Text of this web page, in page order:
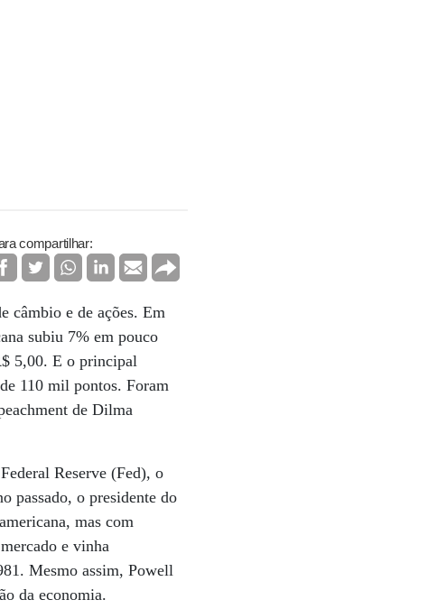
compartilhar:
câmbio e de ações. Em
subiu 7% em pouco
5,00. E o principal
110 mil pontos. Foram
de Dilma
Reserve (Fed), o
passado, o presidente do
mas com
e vinha
Mesmo assim, Powell
da economia.